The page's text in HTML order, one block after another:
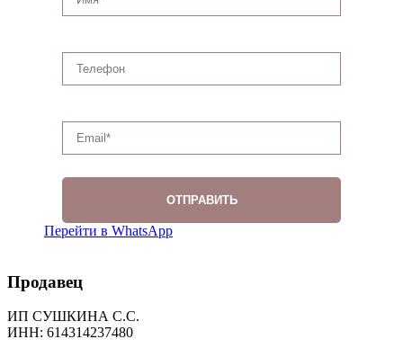
Перейти в WhatsApp
Продавец
ИП СУШКИНА С.С.
ИНН: 614314237480